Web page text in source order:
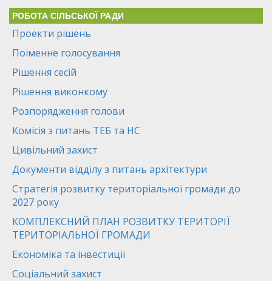
РОБОТА СІЛЬСЬКОЇ РАДИ
Проекти рішень
Поіменне голосування
Рішення сесій
Рішення виконкому
Розпорядження голови
Комісія з питань ТЕБ та НС
Цивільний захист
Документи відділу з питань архітектури
Стратегія розвитку територіальної громади до
2027 року
КОМПЛЕКСНИЙ ПЛАН РОЗВИТКУ ТЕРИТОРІЇ
ТЕРИТОРІАЛЬНОЇ ГРОМАДИ
Економіка та інвестиції
Соціальний захист